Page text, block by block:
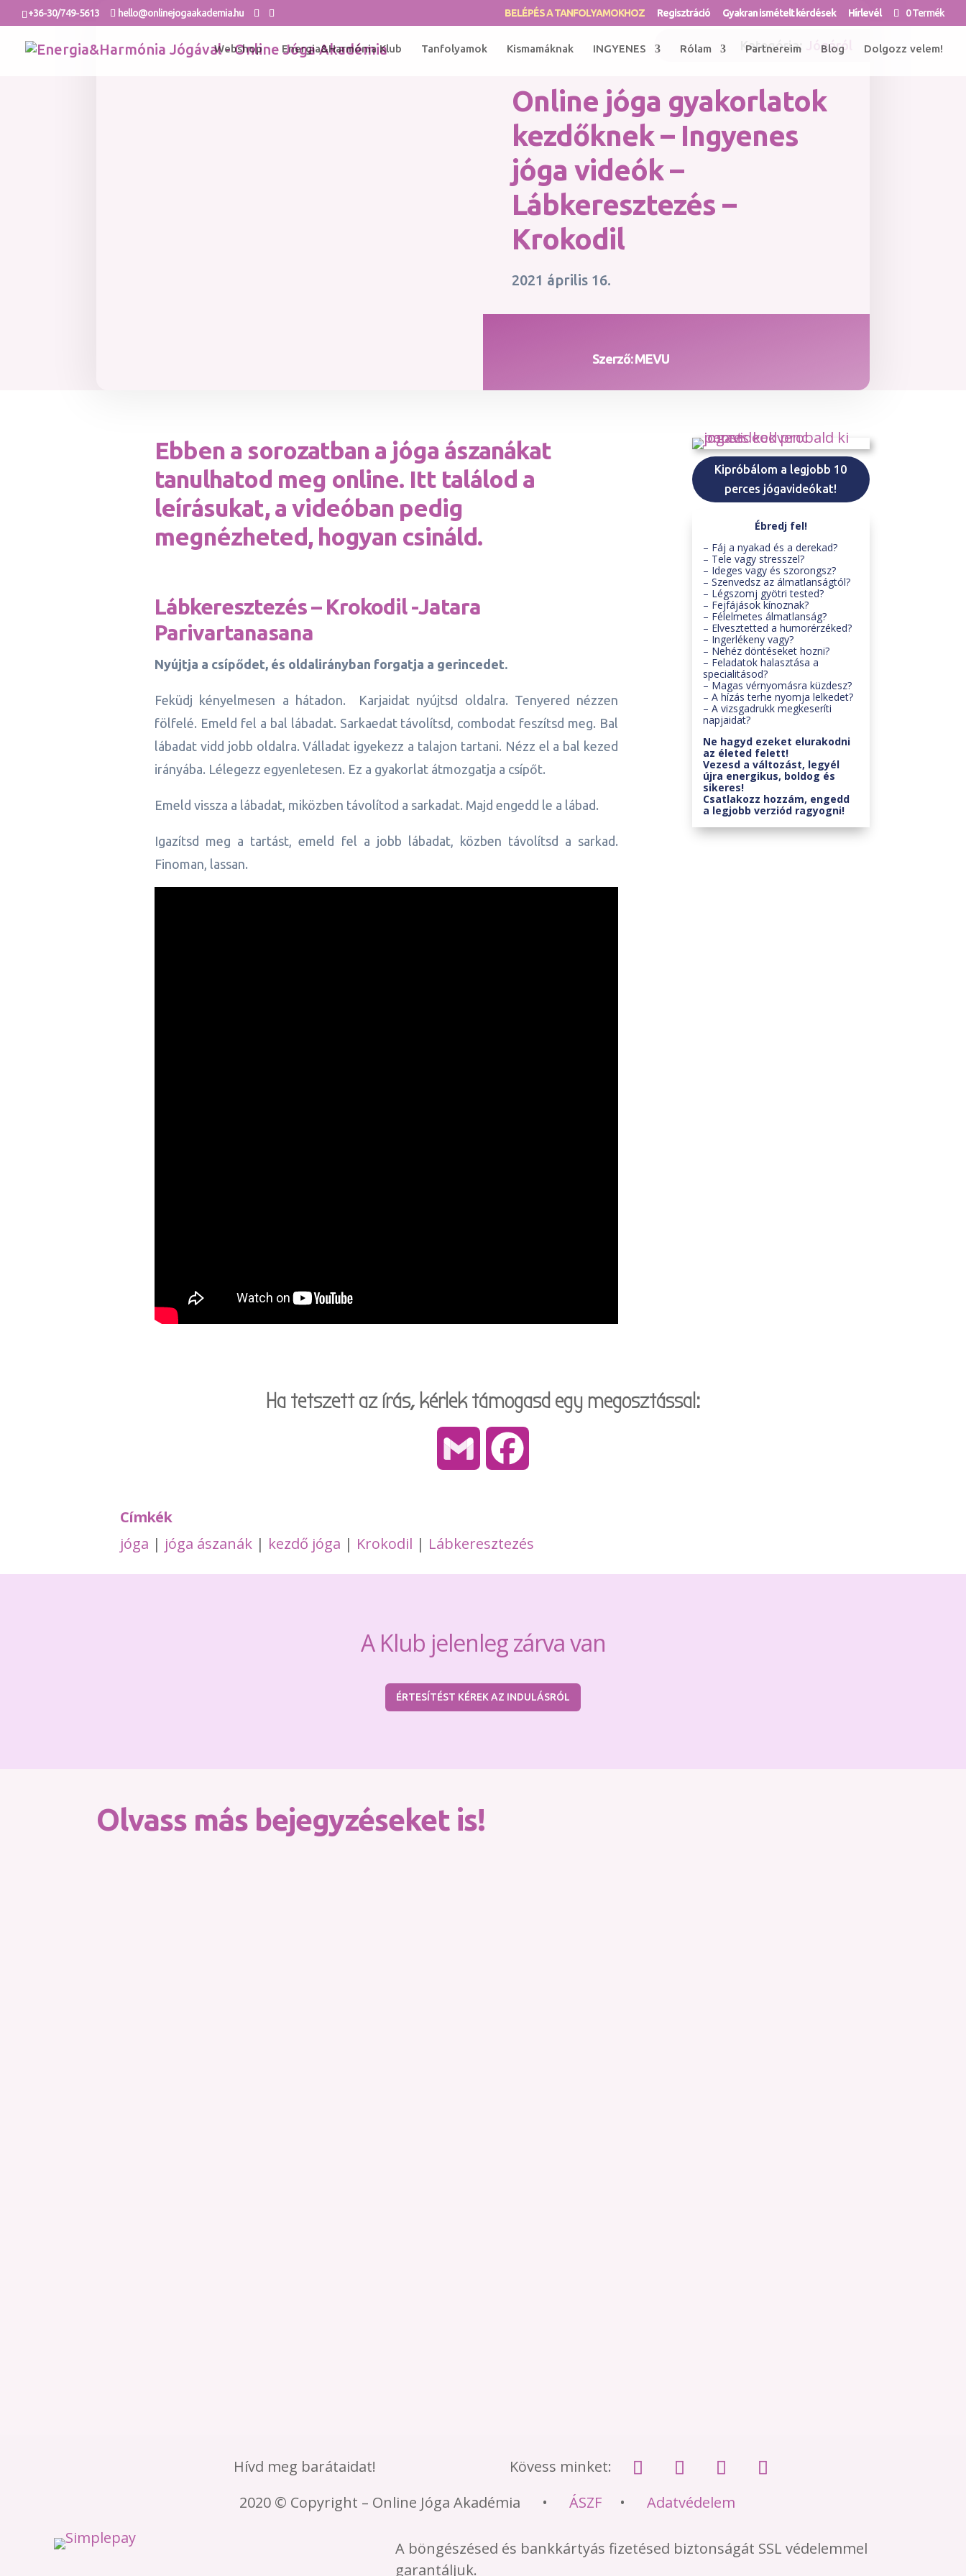
+36-30/749-5613 hello@onlinejogaakademia.hu BELÉPÉS A TANFOLYAMOKHOZ Regisztráció Gyakran ismételt kérdések Hírlevél 0 Termék
Webshop Energia&Harmónia Klub Tanfolyamok Kismamáknak INGYENES Rólam Partnereim Blog Dolgozz velem!
Kategória: Jógáról
Online jóga gyakorlatok
kezdőknek – Ingyenes
jóga videók –
Lábkeresztezés –
Krokodil
2021 április 16.
Szerző: MEVU
Ebben a sorozatban a jóga ászanákat
tanulhatod meg online. Itt találod a
leírásukat, a videóban pedig
megnézheted, hogyan csináld.
Lábkeresztezés – Krokodil -Jatara
Parivartanasana
Nyújtja a csípődet, és oldalirányban forgatja a gerincedet.
Feküdj kényelmesen a hátadon. Karjaidat nyújtsd oldalra. Tenyered nézzen
fölfelé. Emeld fel a bal lábadat. Sarkaedat távolítsd, combodat feszítsd meg. Bal
lábadat vidd jobb oldalra. Válladat igyekezz a talajon tartani. Nézz el a bal kezed
irányába. Lélegezz egyenletesen. Ez a gyakorlat átmozgatja a csípőt.
Emeld vissza a lábadat, miközben távolítod a sarkadat. Majd engedd le a lábad.
Igazítsd meg a tartást, emeld fel a jobb lábadat, közben távolítsd a sarkad.
Finoman, lassan.
Kipróbálom a legjobb 10
perces jógavideókat!
Ébredj fel!
– Fáj a nyakad és a derekad?
– Tele vagy stresszel?
– Ideges vagy és szorongsz?
– Szenvedsz az álmatlanságtól?
– Légszomj gyötri tested?
– Fejfájások kínoznak?
– Félelmetes álmatlanság?
– Elvesztetted a humorérzéked?
– Ingerlékeny vagy?
– Nehéz döntéseket hozni?
– Feladatok halasztása a
specialitásod?
– Magas vérnyomásra küzdesz?
– A hízás terhe nyomja lelkedet?
– A vizsgadrukk megkeseríti
napjaidat?
Ne hagyd ezeket elurakodni
az életed felett!
Vezesd a változást, legyél
újra energikus, boldog és
sikeres!
Csatlakozz hozzám, engedd
a legjobb verziód ragyogni!
Ha tetszett az írás, kérlek támogasd egy megosztással:
Gmail
Címkék
jóga | jóga ászanák | kezdő jóga | Krokodil | Lábkeresztezés
A Klub jelenleg zárva van
ÉRTESÍTÉST KÉREK AZ INDULÁSRÓL
Olvass más bejegyzéseket is!
Hívd meg barátaidat!
Kövess minket:
2020 © Copyright – Online Jóga Akadémia • ÁSZF• Adatvédelem
A böngészésed és bankkártyás fizetésed biztonságát SSL védelemmel
garantáljuk.